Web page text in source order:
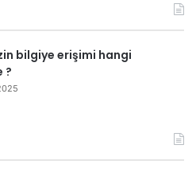
bilgiye erişimi hangi
?